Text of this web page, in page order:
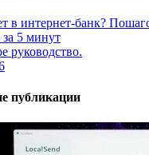
в интернет-банк?
5 минут
руководство.
публикации